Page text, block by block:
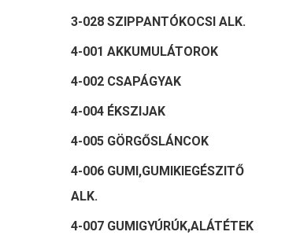
3-028 SZIPPANTÓKOCSI ALK.
4-001 AKKUMULÁTOROK
4-002 CSAPÁGYAK
4-004 ÉKSZIJAK
4-005 GÖRGŐSLÁNCOK
4-006 GUMI,GUMIKIEGÉSZITŐ
ALK.
4-007 GUMIGYÚRÚK,ALÁTÉTEK